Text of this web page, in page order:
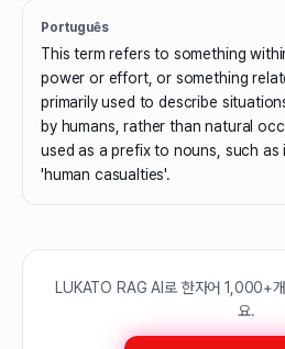
Português
This term refers to something
power or effort, or something
primarily used to describe
by humans, rather than natural
used as a prefix to nouns, such
'human casualties'.
LUKATO RAG AI로 한자어 1,000+개
요.